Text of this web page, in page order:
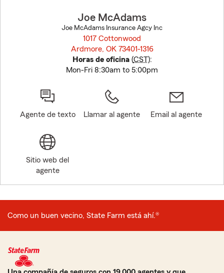
Joe McAdams
Joe McAdams Insurance Agcy Inc
1017 Cottonwood
Ardmore, OK 73401-1316
Horas de oficina(CST):
Mon-Fri 8:30am to 5:00pm
Agente de texto Llamar al agente Email al agente
Sitio web del
agente
Como un buen vecino, State Farm está ahí.®